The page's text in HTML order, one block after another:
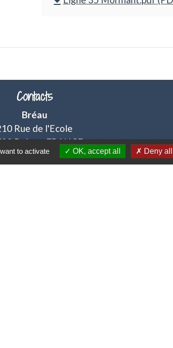
Contacts
Bréau
Rue de l'Ecole
Bréau - FRANCE
1 64 38 72 39
to activate OK, accept all Deny